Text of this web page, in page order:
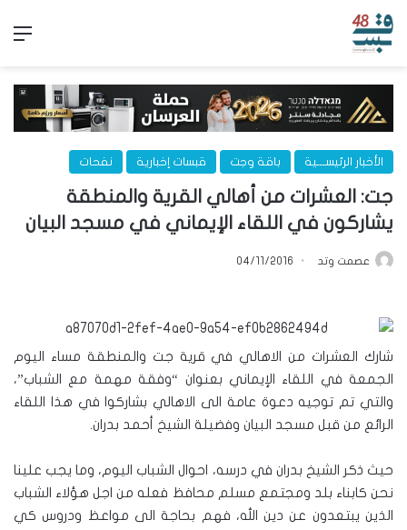
الأخبار الرئيســـية باقة وجت قبسات إخبارية نفحات
جت: العشرات من أهالي القرية والمنطقة
يشاركون في اللقاء الإيماني في مسجد البيان
عصمت وتد 04/11/2016
شارك العشرات من الاهالي في قرية جت والمنطقة مساء اليوم
الجمعة في اللقاء الإيماني بعنوان “وفقة مهمة مع الشباب”،
والتي تم توجيه دعوة عامة الى الاهالي بشاركوا في هذا اللقاء
الرائع من قبل مسجد البيان وفضيلة الشيخ أحمد بدران.
حيث ذكر الشيخ بدران في درسه، احوال الشباب اليوم، وما يجب علينا
نحن كابناء بلد ومجتمع مسلم محافظ فعله من اجل هؤلاء الشباب
الذين يبتعدون عن دين الله، فهم بحاجة الى مواعظ ودروس كي